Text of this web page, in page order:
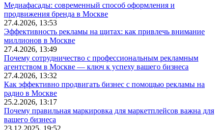
Медиафасады: современный способ оформления и
продвижения бренда в Москве
27.4.2026, 13:53
Эффективность рекламы на щитах: как привлечь внимание
миллионов в Москве
27.4.2026, 13:49
Почему сотрудничество с профессиональным рекламным
агентством в Москве — ключ к успеху вашего бизнеса
27.4.2026, 13:32
Как эффективно продвигать бизнес с помощью рекламы на
радио в Москве
25.2.2026, 13:17
Почему правильная маркировка для маркетплейсов важна для
вашего бизнеса
23.12.2025, 19:52